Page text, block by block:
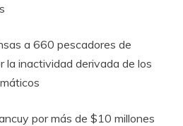
a 660 pescadores de
la inactividad derivada de los
por más de $10 millones